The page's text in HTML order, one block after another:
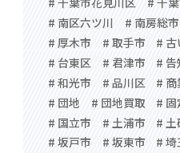
# 南区六ツ川
# 南房総市
# 厚木市
# 取手市 # 古
# 台東区
# 君津市 # 告
# 和光市
# 品川区 # 商
# 団地
# 団地買取 # 固
# 国立市
# 土浦市
# 土
# 坂戸市
# 坂東市 # 埼